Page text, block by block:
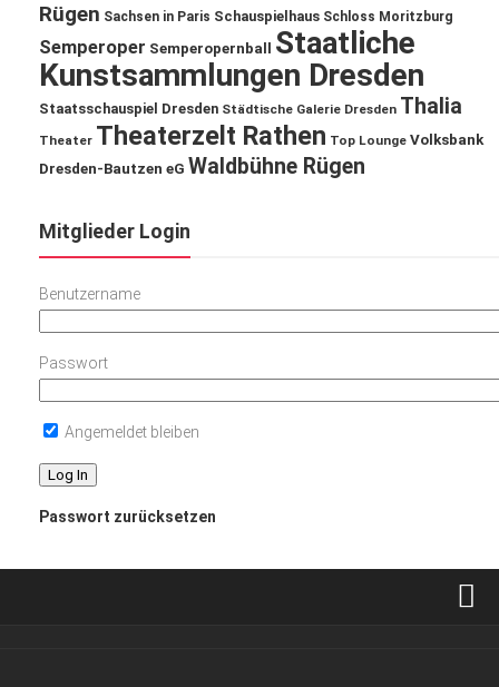
Rügen Sachsen in Paris Schauspielhaus Schloss Moritzburg
Semperoper Semperopernball
Staatliche
Kunstsammlungen Dresden
Staatsschauspiel Dresden Städtische Galerie Dresden Thalia
Theater Theaterzelt Rathen Top Lounge Volksbank
Dresden-Bautzen eG Waldbühne Rügen
Mitglieder Login
Benutzername
Passwort
Angemeldet bleiben
Passwort zurücksetzen